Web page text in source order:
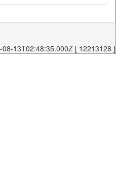
08-13T02:48:35.000Z [ 12213128 ]